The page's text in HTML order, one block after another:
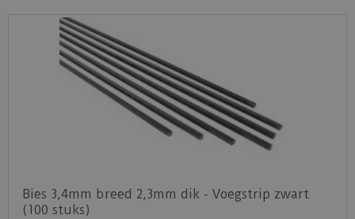
Bies 3,4mm breed 2,3mm dik - Voegstrip zwart
(100 stuks)